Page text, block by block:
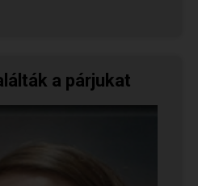
a párjukat